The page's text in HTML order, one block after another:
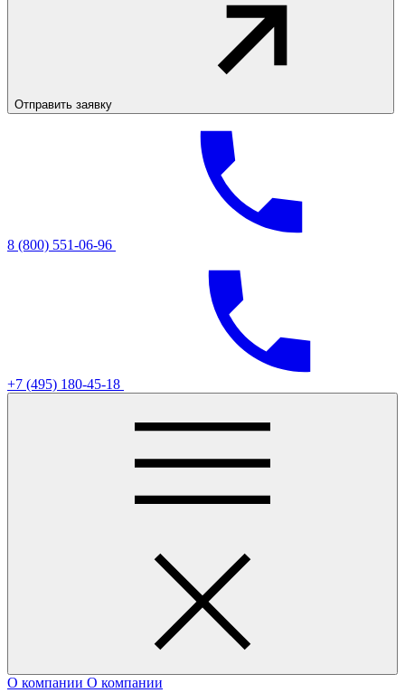
Отправить заявку
8 (800) 551-06-96
+7 (495) 180-45-18
О компании О компании